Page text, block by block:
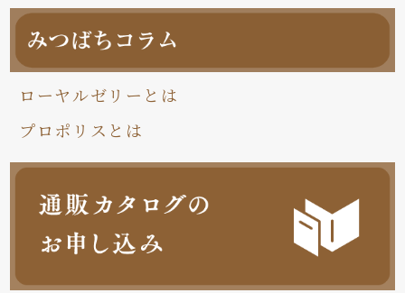
ローヤルゼリーとは
プロポリスとは